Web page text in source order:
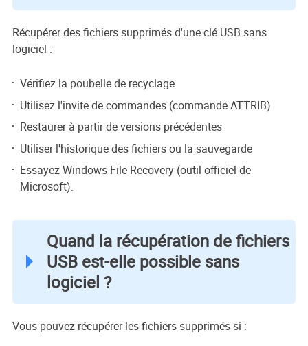
Récupérer des fichiers supprimés d'une clé USB sans
logiciel :
Vérifiez la poubelle de recyclage
Utilisez l'invite de commandes (commande ATTRIB)
Restaurer à partir de versions précédentes
Utiliser l'historique des fichiers ou la sauvegarde
Essayez Windows File Recovery (outil officiel de
Microsoft).
Quand la récupération de fichiers
USB est-elle possible sans
logiciel ?
Vous pouvez récupérer les fichiers supprimés si :